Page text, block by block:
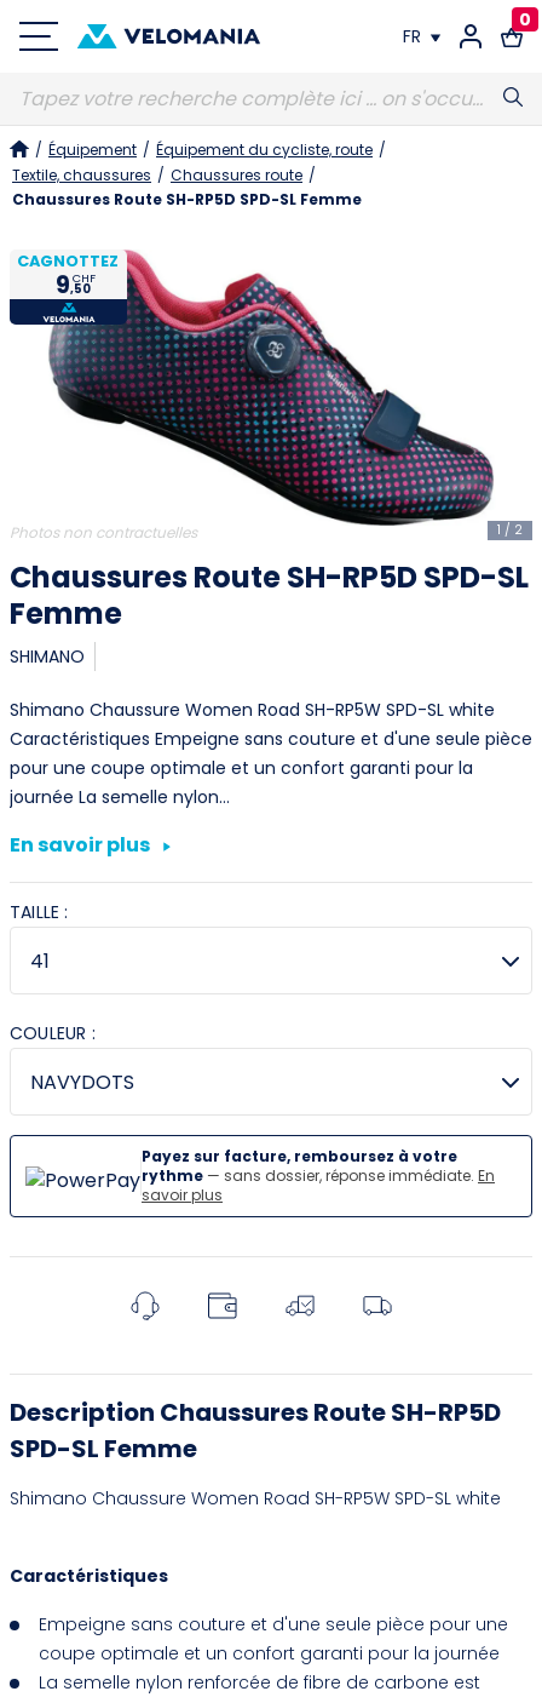
FR
FR
0
/ Équipement / Équipement du cycliste, route /
Textile, chaussures / Chaussures route /
Chaussures Route SH-RP5D SPD-SL Femme
CAGNOTTEZ
9,50
CHF
1 / 2
Photos non contractuelles
Chaussures Route SH-RP5D SPD-SL
Femme
SHIMANO
Shimano Chaussure Women Road SH-RP5W SPD-SL white
Caractéristiques Empeigne sans couture et d'une seule pièce
pour une coupe optimale et un confort garanti pour la
journée La semelle nylon…
En savoir plus
TAILLE :
COULEUR :
Payez sur facture, remboursez à votre
rythme — sans dossier, réponse immédiate. En
savoir plus
Description Chaussures Route SH-RP5D
SPD-SL Femme
Shimano Chaussure Women Road SH-RP5W SPD-SL white
Caractéristiques
Empeigne sans couture et d'une seule pièce pour une
coupe optimale et un confort garanti pour la journée
La semelle nylon renforcée de fibre de carbone est